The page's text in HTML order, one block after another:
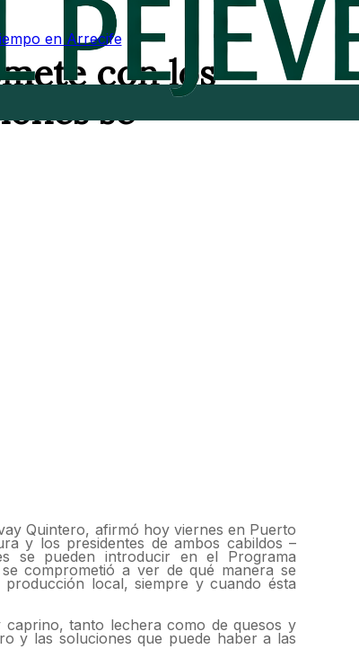
en Arrecife
con los
se
Quintero, afirmó hoy viernes en Puerto
y los presidentes de ambos cabildos –
se pueden introducir en el Programa
comprometió a ver de qué manera se
local, siempre y cuando ésta
tanto lechera como de quesos y
y las soluciones que puede haber a las